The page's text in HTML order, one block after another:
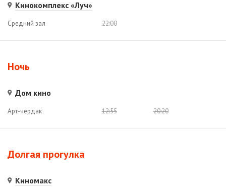
Кинокомплекс «Луч»
Средний зал 22:00
Ночь
Дом кино
Арт-чердак 12:55 20:20
Долгая прогулка
Киномакс